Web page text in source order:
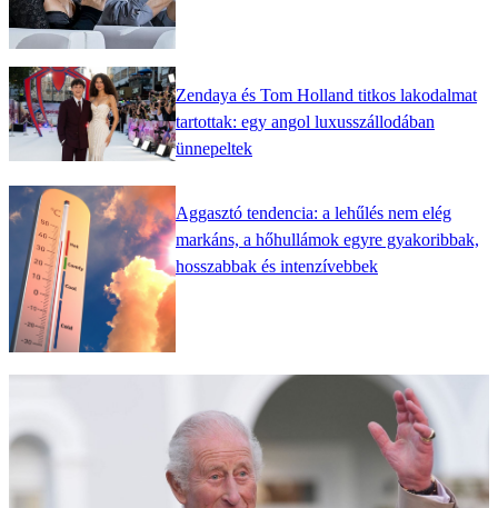
Zendaya és Tom Holland titkos lakodalmat
tartottak: egy angol luxusszállodában
ünnepeltek
Aggasztó tendencia: a lehűlés nem elég
markáns, a hőhullámok egyre gyakoribbak,
hosszabbak és intenzívebbek